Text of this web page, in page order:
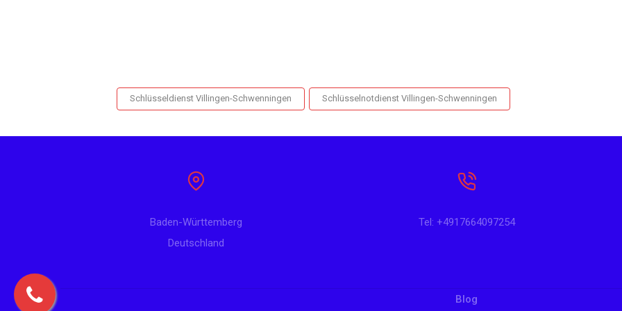
Schlüsseldienst Villingen-Schwenningen Schlüsselnotdienst Villingen-Schwenningen
Baden-Württemberg
Deutschland
Tel: +4917664097254
Blog